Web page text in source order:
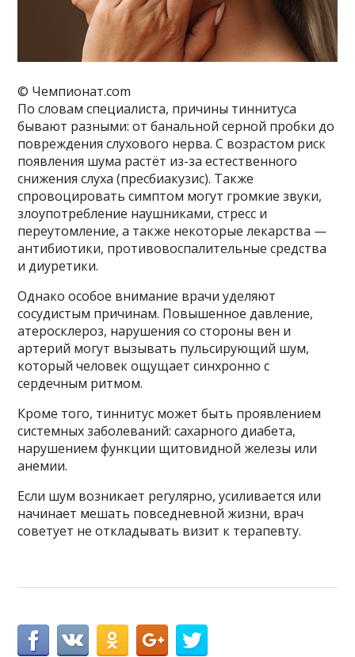
© Чемпионат.com
По словам специалиста, причины тиннитуса
бывают разными: от банальной серной пробки до
повреждения слухового нерва. С возрастом риск
появления шума растёт из-за естественного
снижения слуха (пресбиакузис). Также
спровоцировать симптом могут громкие звуки,
злоупотребление наушниками, стресс и
переутомление, а также некоторые лекарства —
антибиотики, противовоспалительные средства
и диуретики.
Однако особое внимание врачи уделяют
сосудистым причинам. Повышенное давление,
атеросклероз, нарушения со стороны вен и
артерий могут вызывать пульсирующий шум,
который человек ощущает синхронно с
сердечным ритмом.
Кроме того, тиннитус может быть проявлением
системных заболеваний: сахарного диабета,
нарушением функции щитовидной железы или
анемии.
Если шум возникает регулярно, усиливается или
начинает мешать повседневной жизни, врач
советует не откладывать визит к терапевту.